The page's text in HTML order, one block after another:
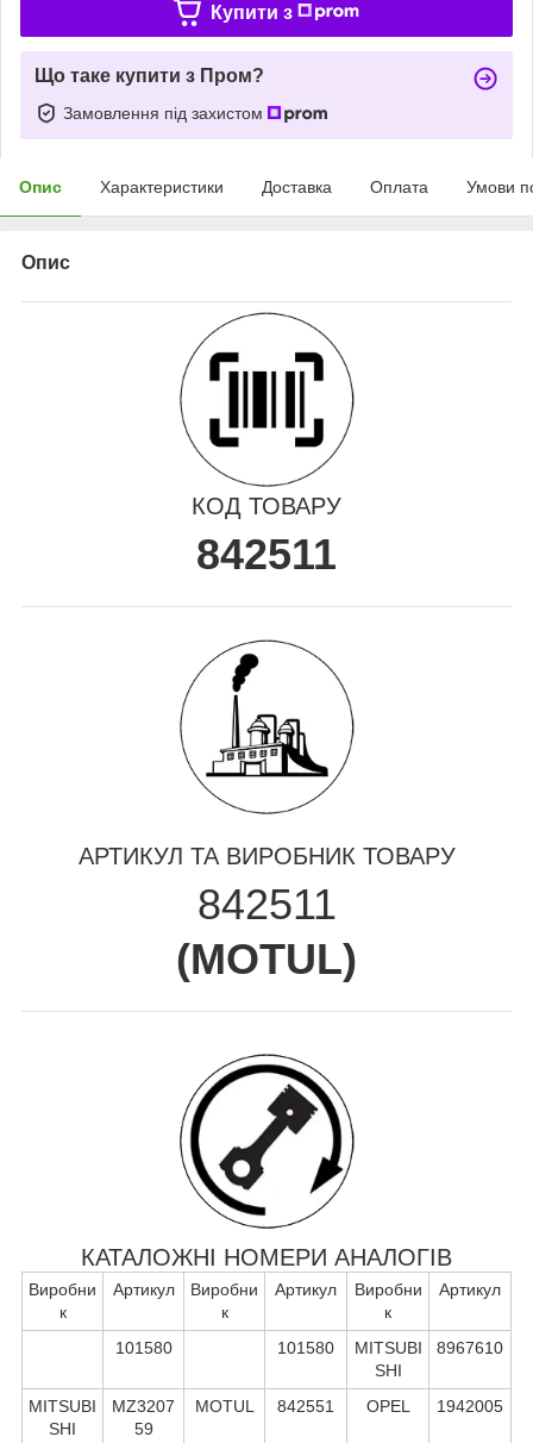
Купити з
Що таке купити з Пром?
Замовлення під захистом
Опис Характеристики Доставка Оплата Умови
Опис
КОД ТОВАРУ
842511
АРТИКУЛ ТА ВИРОБНИК ТОВАРУ
842511
(MOTUL)
КАТАЛОЖНІ НОМЕРИ АНАЛОГІВ
Виробни
к
Артикул
Виробни
к
Артикул
Виробни
к
Артикул
101580 101580
MITSUBI
SHI
8967610
MITSUBI
SHI
MZ3207
59
MOTUL 842551 OPEL 1942005